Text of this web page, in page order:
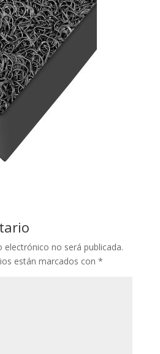
electrónico no será publicada.
están marcados con *